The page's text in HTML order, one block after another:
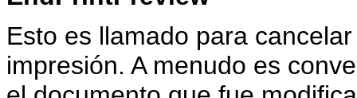
Esto es llamado para
impresión. A menudo es